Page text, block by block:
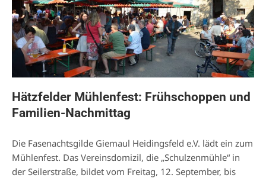
Hätzfelder Mühlenfest: Frühschoppen und
Familien-Nachmittag
Die Fasenachtsgilde Giemaul Heidingsfeld e.V. lädt ein zum
Mühlenfest. Das Vereinsdomizil, die „Schulzenmühle“ in
der Seilerstraße, bildet vom Freitag, 12. September, bis